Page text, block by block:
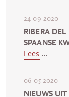
24-09-2020
RIBERA
SPAANSE
Lees ...
06-05-2020
NIEUWS